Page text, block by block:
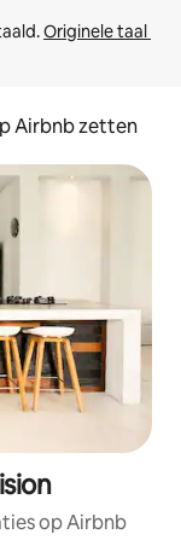
Originele taal
Airbnb zetten
op Airbnb